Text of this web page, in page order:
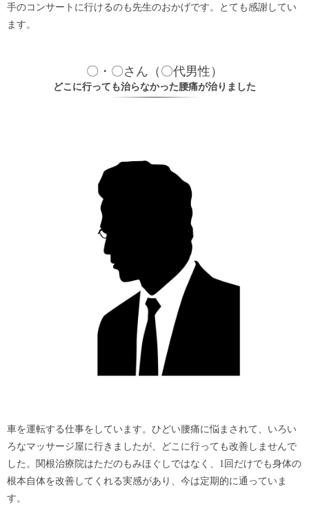
手のコンサートに行けるのも先生のおかげです。とても感謝してい
ます。
〇・〇さん（〇代男性）
どこに行っても治らなかった腰痛が治りました
車を運転する仕事をしています。ひどい腰痛に悩まされて、いろい
ろなマッサージ屋に行きましたが、どこに行っても改善しませんで
した。関根治療院はただのもみほぐしではなく、1回だけでも身体の
根本自体を改善してくれる実感があり、今は定期的に通っていま
す。